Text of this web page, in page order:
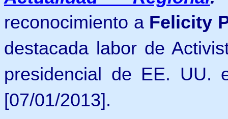
reconocimiento a Felicity
destacada labor de
presidencial de EE. UU.
[07/01/2013].